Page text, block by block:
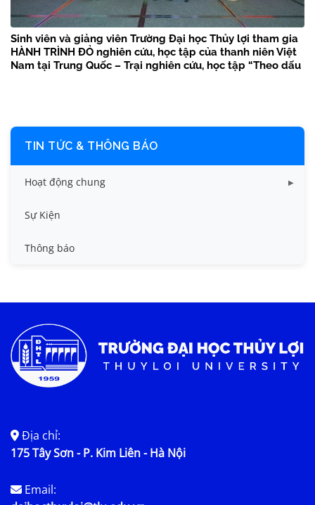
Sinh viên và giảng viên Trường Đại học Thủy lợi tham gia
HÀNH TRÌNH ĐỎ nghiên cứu, học tập của thanh niên Việt
Nam tại Trung Quốc – Trại nghiên cứu, học tập “Theo dấu
TIN TỨC & THÔNG BÁO
Hoạt động chung
Tin công tác sinh viên
Tin đào tạo
Tin tức chung
Sự Kiện
Thông báo
Địa chỉ:
175 Tây Sơn - P. Kim Liên - Hà Nội
Email: